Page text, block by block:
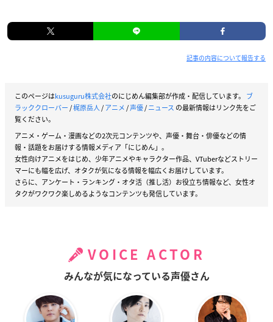
記事の内容について報告する
このページはkusuguru株式会社のにじめん編集部が作成・配信しています。 ブ
ラッククローバー/梶原岳人/アニメ/声優/ニュース の最新情報はリンク先をご
覧ください。
アニメ・ゲーム・漫画などの2次元コンテンツや、声優・舞台・俳優などの情
報・話題をお届けする情報メディア「にじめん」。
女性向けアニメをはじめ、少年アニメやキャラクター作品、VTuberなどストリー
マーにも幅を広げ、オタクが気になる情報を幅広くお届けしています。
さらに、アンケート・ランキング・オタ活（推し活）お役立ち情報など、女性オ
タクがワクワク楽しめるようなコンテンツも発信しています。
VOICE ACTOR
みんなが気になっている声優さん